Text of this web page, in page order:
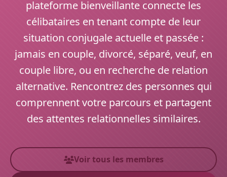
plateforme bienveillante connecte les
célibataires en tenant compte de leur
situation conjugale actuelle et passée :
jamais en couple, divorcé, séparé, veuf, en
couple libre, ou en recherche de relation
alternative. Rencontrez des personnes qui
comprennent votre parcours et partagent
des attentes relationnelles similaires.
Voir tous les membres